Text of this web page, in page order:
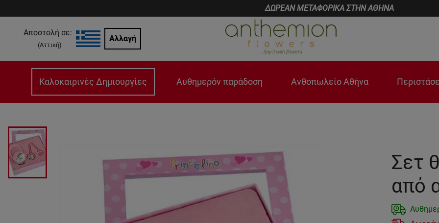
ΔΩΡΕΑΝ ΜΕΤΑΦΟΡΙΚΑ ΣΤΗΝ ΑΘΗΝΑ
Αποστολή σε:
(Αττική)
Αλλαγή
Καλοκαιρινές Δημιουργίες Αυθημερόν παράδοση Ανθοπωλείο Αθήνα
Σετ
από